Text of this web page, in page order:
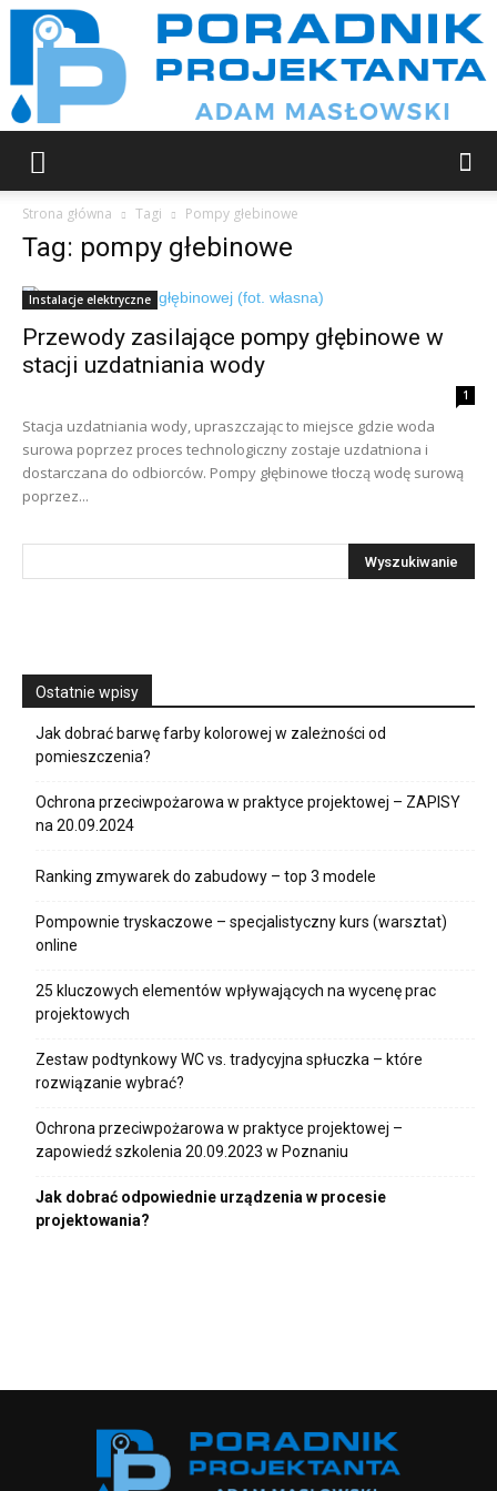
Strona główna Tagi Pompy głebinowe
Tag: pompy głebinowe
Instalacje elektryczne
Przewody zasilające pompy głębinowe w
stacji uzdatniania wody
1
Stacja uzdatniania wody, upraszczając to miejsce gdzie woda
surowa poprzez proces technologiczny zostaje uzdatniona i
dostarczana do odbiorców. Pompy głębinowe tłoczą wodę surową
poprzez...
Ostatnie wpisy
Jak dobrać barwę farby kolorowej w zależności od
pomieszczenia?
Ochrona przeciwpożarowa w praktyce projektowej – ZAPISY
na 20.09.2024
Ranking zmywarek do zabudowy – top 3 modele
Pompownie tryskaczowe – specjalistyczny kurs (warsztat)
online
25 kluczowych elementów wpływających na wycenę prac
projektowych
Zestaw podtynkowy WC vs. tradycyjna spłuczka – które
rozwiązanie wybrać?
Ochrona przeciwpożarowa w praktyce projektowej –
zapowiedź szkolenia 20.09.2023 w Poznaniu
Jak dobrać odpowiednie urządzenia w procesie
projektowania?